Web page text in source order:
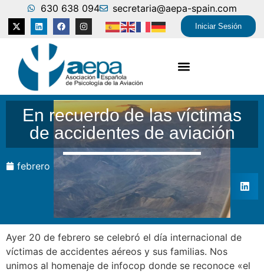
Iniciar Sesión
630 638 094 secretaria@aepa-spain.com
En recuerdo de las víctimas
de accidentes de aviación
febrero 21, 2024
Ayer 20 de febrero se celebró el día internacional de
víctimas de accidentes aéreos y sus familias. Nos
unimos al homenaje de infocop donde se reconoce «el